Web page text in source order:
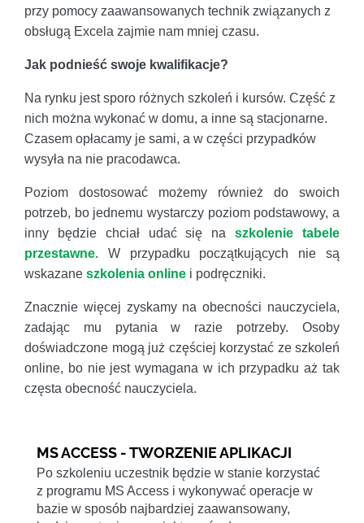
przy pomocy zaawansowanych technik związanych z
obsługą Excela zajmie nam mniej czasu.
Jak podnieść swoje kwalifikacje?
Na rynku jest sporo różnych szkoleń i kursów. Część z
nich można wykonać w domu, a inne są stacjonarne.
Czasem opłacamy je sami, a w części przypadków
wysyła na nie pracodawca.
Poziom dostosować możemy również do swoich
potrzeb, bo jednemu wystarczy poziom podstawowy, a
inny będzie chciał udać się naszkolenie tabele
przestawne. W przypadku początkujących nie są
wskazane szkolenia online i podręczniki.
Znacznie więcej zyskamy na obecności nauczyciela,
zadając mu pytania w razie potrzeby. Osoby
doświadczone mogą już częściej korzystać ze szkoleń
online, bo nie jest wymagana w ich przypadku aż tak
częsta obecność nauczyciela.
MS ACCESS - TWORZENIE APLIKACJI
Po szkoleniu uczestnik będzie w stanie korzystać
z programu MS Access i wykonywać operacje w
bazie w sposób najbardziej zaawansowany,